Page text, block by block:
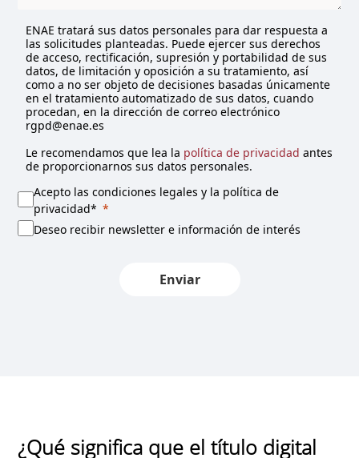
s
e
l
e
c
t
e
ENAE tratará sus datos personales para dar respuesta a
las solicitudes planteadas. Puede ejercer sus derechos
de acceso, rectificación, supresión y portabilidad de sus
datos, de limitación y oposición a su tratamiento, así
como a no ser objeto de decisiones basadas únicamente
en el tratamiento automatizado de sus datos, cuando
procedan, en la dirección de correo electrónico
rgpd@enae.es
Le recomendamos que lea la política de privacidad antes
de proporcionarnos sus datos personales.
Acepto las condiciones legales y la política de
privacidad*
Deseo recibir newsletter e información de interés
Enviar
¿Qué significa que el título digital